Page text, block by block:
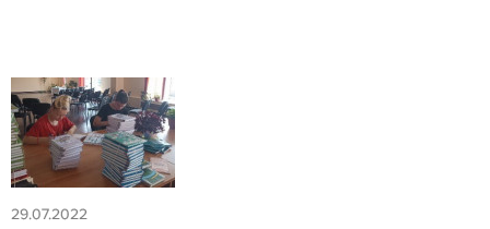
29.07.2022